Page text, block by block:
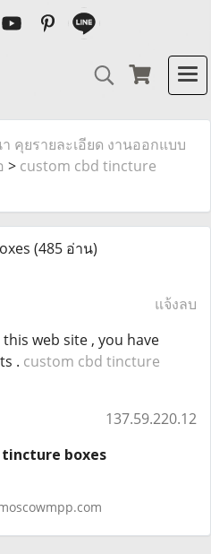
คุยรายละเอียด งานออกแบบ
> custom cbd tincture
(485 อ่าน)
แจ้งลบ
web site , you have
. custom cbd tincture
137.59.220.12
boxes